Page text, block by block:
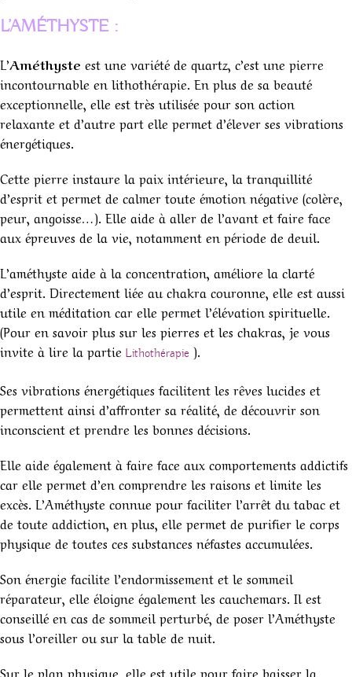
L’AMÉTHYSTE :
L’Améthyste est une variété de quartz, c’est une pierre
incontournable en lithothérapie. En plus de sa beauté
exceptionnelle, elle est très utilisée pour son action
relaxante et d’autre part elle permet d’élever ses vibrations
énergétiques.
Cette pierre instaure la paix intérieure, la tranquillité
d’esprit et permet de calmer toute émotion négative (colère,
peur, angoisse…). Elle aide à aller de l’avant et faire face
aux épreuves de la vie, notamment en période de deuil.
L’améthyste aide à la concentration, améliore la clarté
d’esprit. Directement liée au chakra couronne, elle est aussi
utile en méditation car elle permet l’élévation spirituelle.
(Pour en savoir plus sur les pierres et les chakras, je vous
invite à lire la partie Lithothérapie ).
Ses vibrations énergétiques facilitent les rêves lucides et
permettent ainsi d’affronter sa réalité, de découvrir son
inconscient et prendre les bonnes décisions.
Elle aide également à faire face aux comportements addictifs
car elle permet d’en comprendre les raisons et limite les
excès. L’Améthyste connue pour faciliter l’arrêt du tabac et
de toute addiction, en plus, elle permet de purifier le corps
physique de toutes ces substances néfastes accumulées.
Son énergie facilite l’endormissement et le sommeil
réparateur, elle éloigne également les cauchemars. Il est
conseillé en cas de sommeil perturbé, de poser l’Améthyste
sous l’oreiller ou sur la table de nuit.
Sur le plan physique, elle est utile pour faire baisser la